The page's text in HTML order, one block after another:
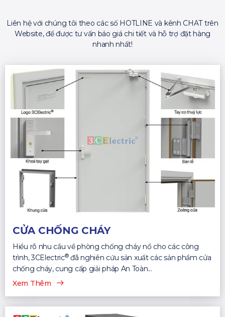
Liên hệ với chúng tôi theo các số HOTLINE và kênh CHAT trên
Website, để được tư vấn báo giá chi tiết và hỗ trợ đặt hàng
nhanh nhất!
CỬA CHỐNG CHÁY
Hiểu rõ nhu cầu về phòng chống cháy nổ cho các công
trình, 3CElectric®đã nghiên cứu sản xuất các sản phẩm cửa
chống cháy, cung cấp giải pháp An Toàn...
Xem Thêm